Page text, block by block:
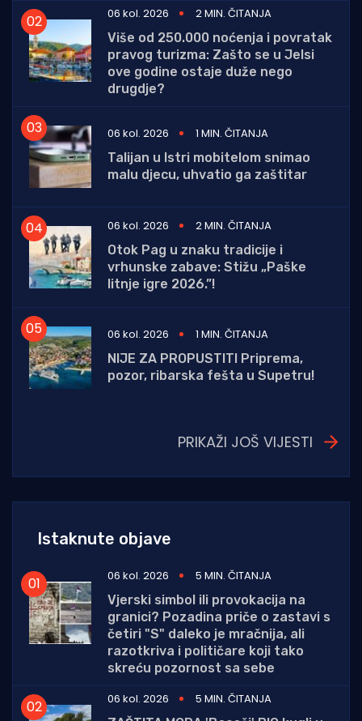
06 kol. 2026
2 MIN. ČITANJA
Više od 250.000 noćenja i povratak
pravog turizma: Zašto se u Jelsi
ove godine ostaje duže nego
drugdje?
06 kol. 2026
1 MIN. ČITANJA
Talijan u Istri mobitelom snimao
malu djecu, uhvatio ga zaštitar
06 kol. 2026
2 MIN. ČITANJA
Otok Pag u znaku tradicije i
vrhunske zabave: Stižu „Paške
litnje igre 2026.”!
06 kol. 2026
1 MIN. ČITANJA
NIJE ZA PROPUSTITI Priprema,
pozor, ribarska fešta u Supetru!
PRIKAŽI JOŠ VIJESTI
Istaknute objave
06 kol. 2026
5 MIN. ČITANJA
Vjerski simbol ili provokacija na
granici? Pozadina priče o zastavi s
četiri "S" daleko je mračnija, ali
razotkriva i političare koji tako
skreću pozornost sa sebe
06 kol. 2026
5 MIN. ČITANJA